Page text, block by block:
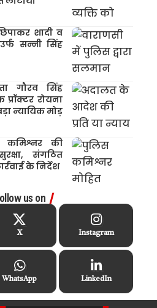
शादी व
सन्नी सिंह
गौरव सिंह
प्रॉक्टर रोयना
न्यायिक मोड़
कमिश्नर की
संगठित
के निर्देश
us on
X Instagram
WhatsApp LinkedIn